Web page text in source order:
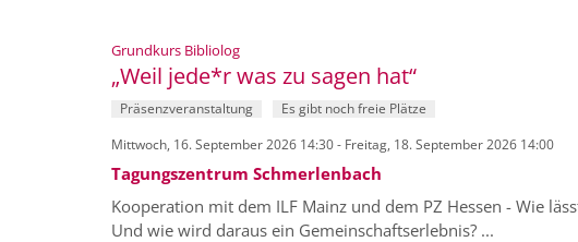
Grundkurs Bibliolog:
„Weil jede*r was zu sagen hat“
Präsenzveranstaltung
Es gibt noch freie Plätze
Mittwoch, 16. September 2026 14:30 - Freitag, 18. September 2026 14:00
Tagungszentrum Schmerlenbach
Kooperation mit dem ILF Mainz und dem PZ Hessen - Wie
Und wie wird daraus ein Gemeinschaftserlebnis? ...